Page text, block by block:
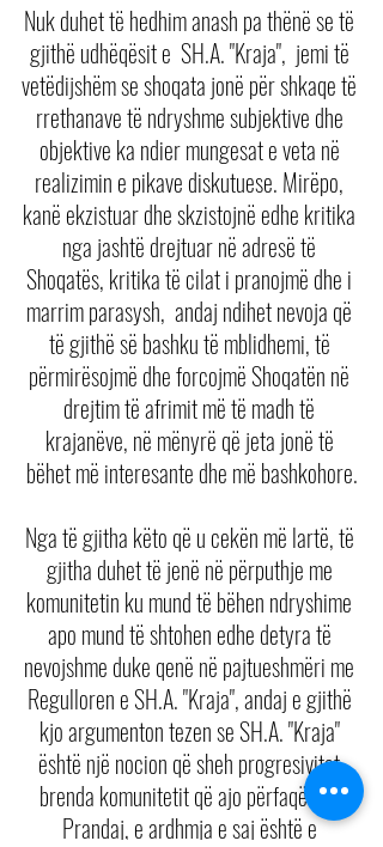
Nuk duhet të hedhim anash pa thënë se të
gjithë udhëqësit e  SH.A. "Kraja",  jemi të
vetëdijshëm se shoqata jonë për shkaqe të
rrethanave të ndryshme subjektive dhe
objektive ka ndier mungesat e veta në
realizimin e pikave diskutuese. Mirëpo,
kanë ekzistuar dhe skzistojnë edhe kritika
nga jashtë drejtuar në adresë të
Shoqatës, kritika të cilat i pranojmë dhe i
marrim parasysh,  andaj ndihet nevoja që
të gjithë së bashku të mblidhemi, të
përmirësojmë dhe forcojmë Shoqatën në
drejtim të afrimit më të madh të
krajanëve, në mënyrë që jeta jonë të
bëhet më interesante dhe më bashkohore.
Nga të gjitha këto që u cekën më lartë, të
gjitha duhet të jenë në përputhje me
komunitetin ku mund të bëhen ndryshime
apo mund të shtohen edhe detyra të
nevojshme duke qenë në pajtueshmëri me
Regulloren e SH.A. "Kraja", andaj e gjithë
kjo argumenton tezen se SH.A. "Kraja"
është një nocion që sheh progresivitet
brenda komunitetit që ajo përfaqëson.
Prandaj, e ardhmja e saj është e